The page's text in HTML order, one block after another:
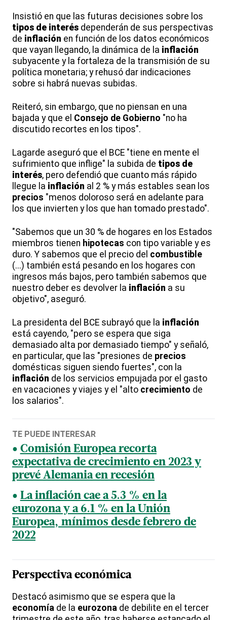
Insistió en que las futuras decisiones sobre los
tipos de interés dependerán de sus perspectivas
de inflación en función de los datos económicos
que vayan llegando, la dinámica de la inflación
subyacente y la fortaleza de la transmisión de su
política monetaria; y rehusó dar indicaciones
sobre si habrá nuevas subidas.
Reiteró, sin embargo, que no piensan en una
bajada y que el Consejo de Gobierno "no ha
discutido recortes en los tipos".
Lagarde aseguró que el BCE "tiene en mente el
sufrimiento que inflige" la subida de tipos de
interés, pero defendió que cuanto más rápido
llegue la inflación al 2 % y más estables sean los
precios "menos doloroso será en adelante para
los que invierten y los que han tomado prestado".
"Sabemos que un 30 % de hogares en los Estados
miembros tienen hipotecas con tipo variable y es
duro. Y sabemos que el precio del combustible
(...) también está pesando en los hogares con
ingresos más bajos, pero también sabemos que
nuestro deber es devolver la inflación a su
objetivo", aseguró.
La presidenta del BCE subrayó que la inflación
está cayendo, "pero se espera que siga
demasiado alta por demasiado tiempo" y señaló,
en particular, que las "presiones de precios
domésticas siguen siendo fuertes", con la
inflación de los servicios empujada por el gasto
en vacaciones y viajes y el "alto crecimiento de
los salarios".
TE PUEDE INTERESAR
Comisión Europea recorta
expectativa de crecimiento en 2023 y
prevé Alemania en recesión
La inflación cae a 5.3 % en la
eurozona y a 6.1 % en la Unión
Europea, mínimos desde febrero de
2022
Perspectiva económica
Destacó asimismo que se espera que la
economía de la eurozona de debilite en el tercer